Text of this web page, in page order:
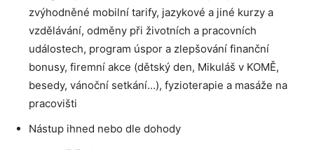
zvýhodněné mobilní tarify, jazykové a jiné kurzy a
vzdělávání, odměny při životních a pracovních
událostech, program úspor a zlepšování finanční
bonusy, firemní akce (dětský den, Mikuláš v KOMĚ,
besedy, vánoční setkání…), fyzioterapie a masáže na
pracovišti
Nástup ihned nebo dle dohody